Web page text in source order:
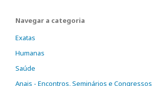
Navegar a categoria
Exatas
Humanas
Saúde
Anais - Encontros, Seminários e Congressos